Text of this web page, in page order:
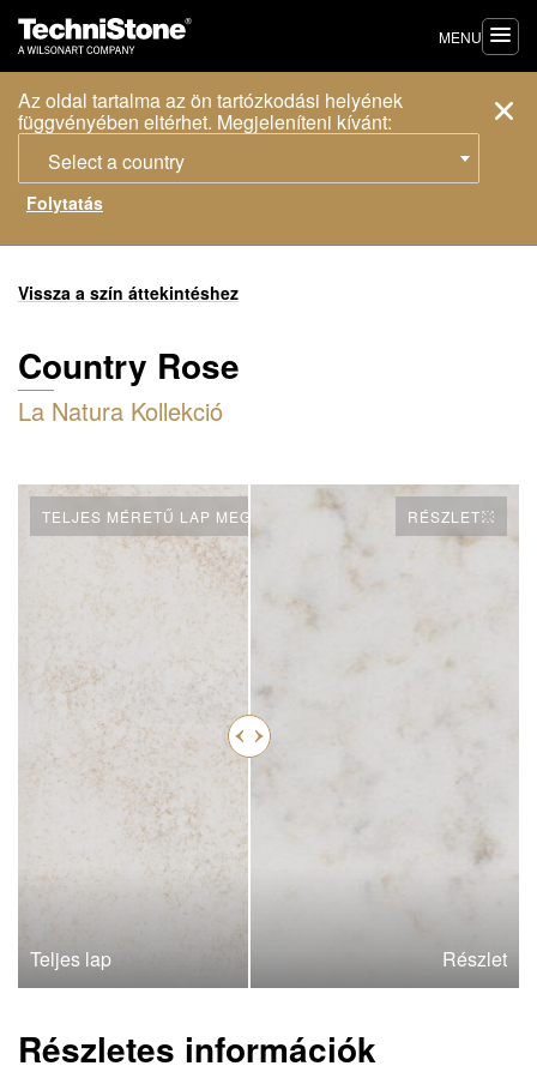
Az oldal tartalma az ön tartózkodási helyének
függvényében eltérhet. Megjeleníteni kívánt:
Select a country
MENU
Vissza a szín áttekintéshez
Country Rose
La Natura Kollekció
TELJES MÉRETŰ LAP MEGTEKINTÉSE
Teljes lap
RÉSZLET
Részlet
Részletes információk